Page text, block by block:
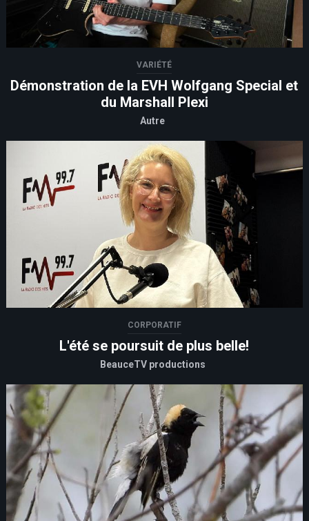
VARIÉTÉ
Démonstration de la EVH Wolfgang Special et
du Marshall Plexi
Autre
CORPORATIF
L'été se poursuit de plus belle!
BeauceTV productions